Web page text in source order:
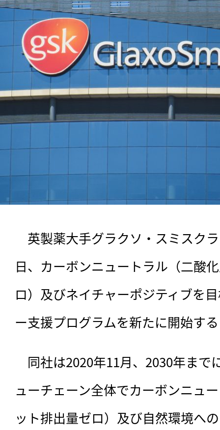
英製薬大手グラクソ・スミスク
日、カーボンニュートラル（二酸
ロ）及びネイチャーポジティブを
ー支援プログラムを新たに開始す
同社は2020年11月、 2030年まで
ューチェーン全体でカーボンニュ
ット排出量ゼロ）及び自然環境へ